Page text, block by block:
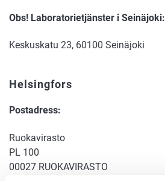
Obs! Laboratorietjänster i Seinäjoki:
Keskuskatu 23, 60100 Seinäjoki
Helsingfors
Postadress:
Ruokavirasto
PL 100
00027 RUOKAVIRASTO